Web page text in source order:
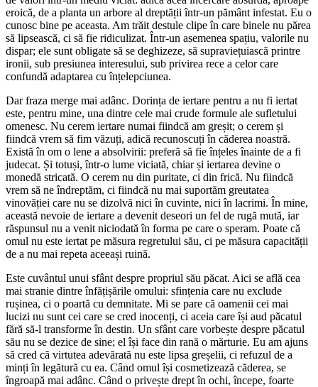
eroică, de a planta un arbore al dreptății într-un pământ infestat. Eu o
cunosc bine pe aceasta. Am trăit destule clipe în care binele nu părea
să lipsească, ci să fie ridiculizat. Într-un asemenea spațiu, valorile nu
dispar; ele sunt obligate să se deghizeze, să supraviețuiască printre
ironii, sub presiunea interesului, sub privirea rece a celor care
confundă adaptarea cu înțelepciunea.
Dar fraza merge mai adânc. Dorința de iertare pentru a nu fi iertat
este, pentru mine, una dintre cele mai crude formule ale sufletului
omenesc. Nu cerem iertare numai fiindcă am greșit; o cerem și
fiindcă vrem să fim văzuți, adică recunoscuți în căderea noastră.
Există în om o lene a absolvirii: preferă să fie înțeles înainte de a fi
judecat. Și totuși, într-o lume viciată, chiar și iertarea devine o
monedă stricată. O cerem nu din puritate, ci din frică. Nu fiindcă
vrem să ne îndreptăm, ci fiindcă nu mai suportăm greutatea
vinovăției care nu se dizolvă nici în cuvinte, nici în lacrimi. În mine,
această nevoie de iertare a devenit deseori un fel de rugă mută, iar
răspunsul nu a venit niciodată în forma pe care o speram. Poate că
omul nu este iertat pe măsura regretului său, ci pe măsura capacității
de a nu mai repeta aceeași ruină.
Este cuvântul unui sfânt despre propriul său păcat. Aici se află cea
mai stranie dintre înfățișările omului: sfințenia care nu exclude
rușinea, ci o poartă cu demnitate. Mi se pare că oamenii cei mai
lucizi nu sunt cei care se cred inocenți, ci aceia care își aud păcatul
fără să-l transforme în destin. Un sfânt care vorbește despre păcatul
său nu se dezice de sine; el își face din rană o mărturie. Eu am ajuns
să cred că virtutea adevărată nu este lipsa greșelii, ci refuzul de a
minți în legătură cu ea. Când omul își cosmetizează căderea, se
îngroapă mai adânc. Când o privește drept în ochi, începe, foarte